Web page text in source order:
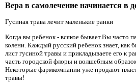
Вера в самолечение начинается в
Гусиная трава лечит маленькие ранки
Когда вы ребенок - всякое бывает.Вы часто
колени. Каждый русский ребенок знает, как
лист гусиной травы и прикладываете его к
часть городской флоры и волшебным
Некоторые фармкомпании уже продают
травы!